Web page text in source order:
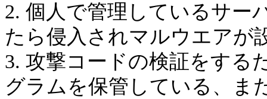
2. 個人で管理しているサー
たら侵入されマルウエアが
3. 攻撃コードの検証をする
グラムを保管している、ま